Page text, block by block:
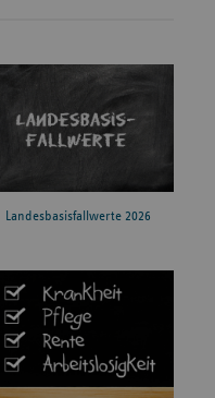
Landesbasisfallwerte 2026